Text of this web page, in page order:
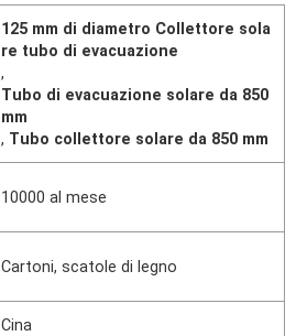
125 mm di diametro Collettore sola
re tubo di evacuazione
,
Tubo di evacuazione solare da 850
mm
, Tubo collettore solare da 850 mm
10000 al mese
Cartoni, scatole di legno
Cina